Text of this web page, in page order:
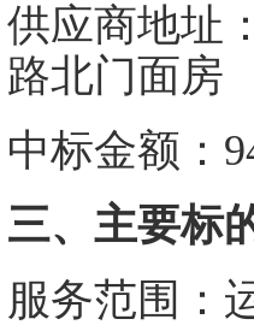
供应商地址：
路北门面房
中标金额 ：
三、主要标
服务范围：